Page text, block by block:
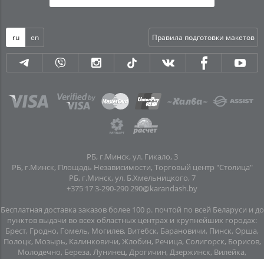
ru en Правила подготовки макетов
РБ, г.Минск, ул. Гикало, 3
РБ, г.Минск, Площадь Независимости, Торговый центр "Столица"
РБ, г.Минск, ул. Б.Хмельницкого, 7
+375 17 3-290-290 290@karandash.by
Бесплатная доставка заказов более 100 р. почтой по всей Беларуси и до
пунктов выдачи во всех областных центрах и крупнейших городах:
Брест, Гродно, Гомель, Могилев, Витебск, Барановичи, Пинск, Орша,
Полоцк, Мозырь, Калинковичи, Жлобин, Речица, Солигорск, Борисов,
Молодечно, Береза, Лунинец, Дрогичин, Дзержинск, Вилейка,